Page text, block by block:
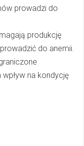
prowadzi do
produkcję
do anemii.
na kondycję